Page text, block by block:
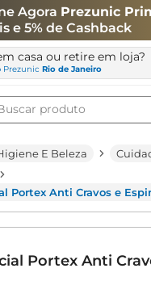
Agora Prezunic
e 5% de Cashback
casa ou retire em loja?
Prezunic Rio de Janeiro
produto
E Beleza
Portex Anti Cravos e
Portex Anti